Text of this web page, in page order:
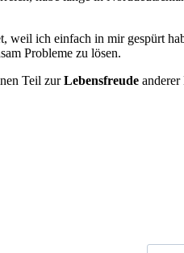
weil ich einfach in mir gespürt
Probleme zu lösen.
Teil zurLebensfreude anderer